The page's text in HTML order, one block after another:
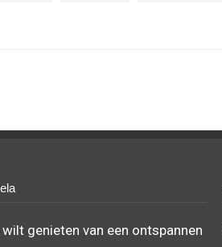
genieten van een ontspannen